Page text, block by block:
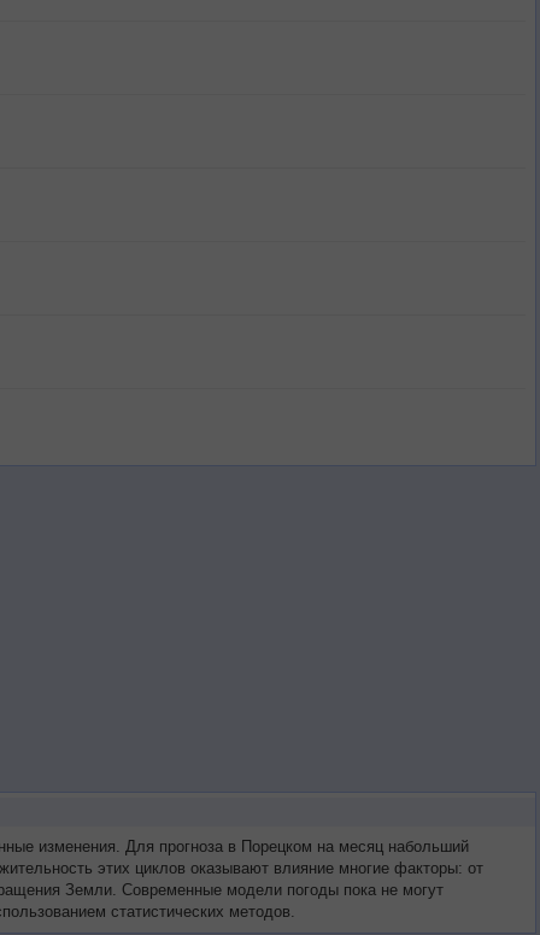
изменения. Для прогноза в Порецком на месяц набольший
этих циклов оказывают влияние многие факторы: от
Земли. Современные модели погоды пока не могут
статистических методов.